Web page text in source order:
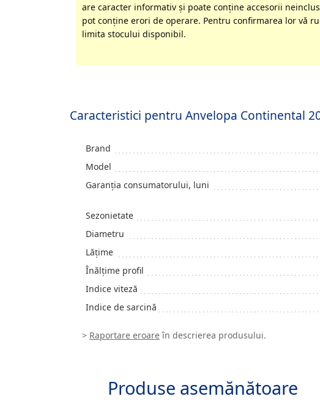
are caracter informativ şi poate conţine accesorii
pot conţine erori de operare. Pentru confirmarea lor vă
limita stocului disponibil.
Caracteristici pentru Anvelopa Continental
Brand
Model
Garanția consumatorului, luni
Sezonietate
Diametru
Lățime
Înălțime profil
Indice viteză
Indice de sarcină
> Raportare eroareîn descrierea produsului.
Produse asemănătoare